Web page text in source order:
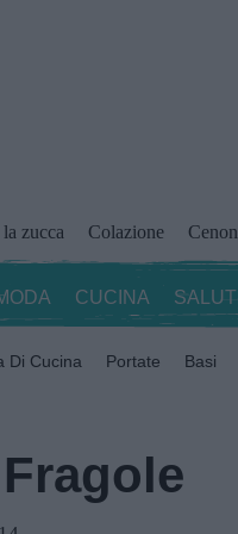
zucca Colazione
CUCINA
Di Cucina Portate Basi